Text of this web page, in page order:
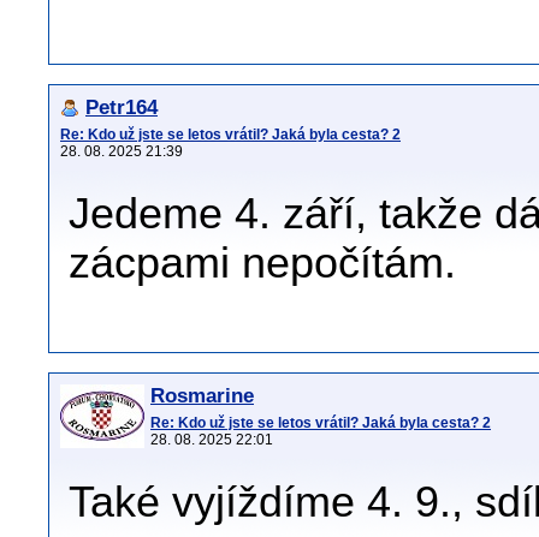
Petr164
Re: Kdo už jste se letos vrátil? Jaká byla cesta? 2
28. 08. 2025 21:39
Jedeme 4. září, takže
zácpami nepočítám.
Rosmarine
Re: Kdo už jste se letos vrátil? Jaká byla cesta? 2
28. 08. 2025 22:01
Také vyjíždíme 4. 9.,